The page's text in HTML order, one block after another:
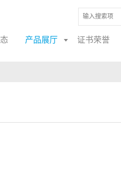
产品展厅 证书荣誉